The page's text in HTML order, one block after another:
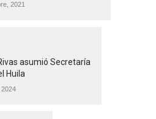
2021
asumió Secretaría
Huila